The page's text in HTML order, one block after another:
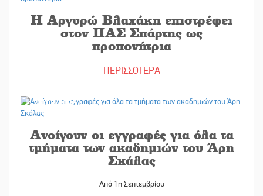
Η Αργυρώ Βλαχάκη επιστρέφει
στον ΠΑΣ Σπάρτης ως
προπονήτρια
ΠΕΡΙΣΣΟΤΕΡΑ
29/08/2025
Ανοίγουν οι εγγραφές για όλα τα
τμήματα των ακαδημιών του Άρη
Σκάλας
Από 1η Σεπτεμβρίου